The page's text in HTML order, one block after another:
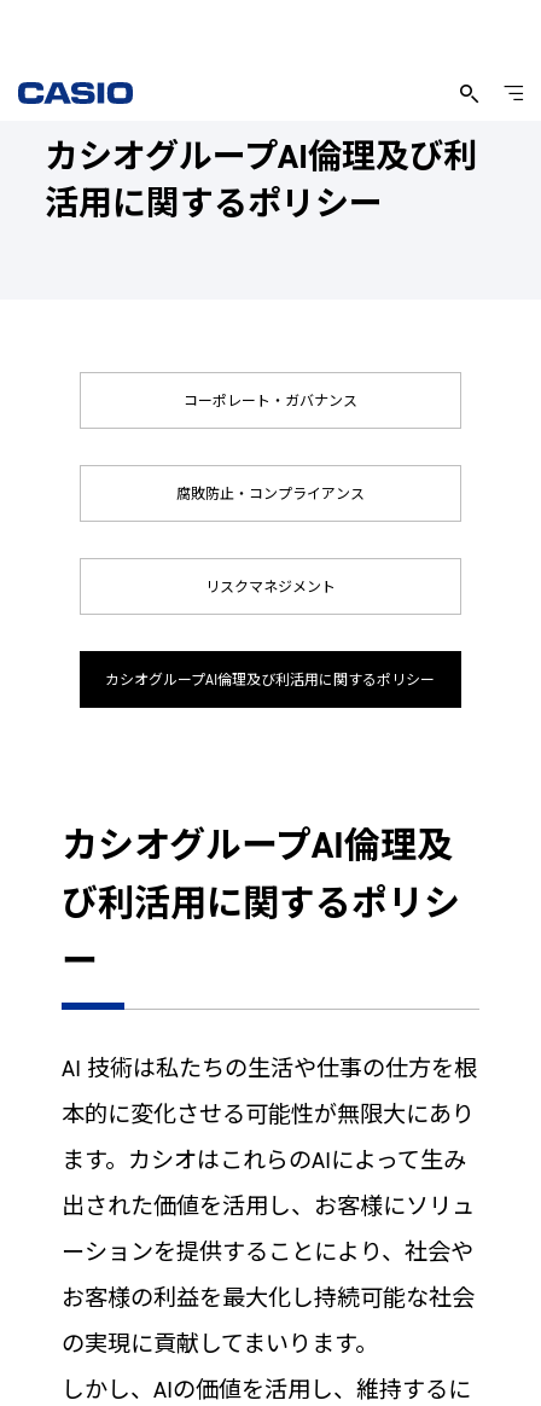
カシオグループAI倫理及び利
活用に関するポリシー
コーポレート・ガバナンス
腐敗防止・コンプライアンス
リスクマネジメント
カシオグループAI倫理及び利活用に関するポリシー
カシオグループAI倫理及
び利活用に関するポリシ
ー
AI 技術は私たちの生活や仕事の仕方を根
本的に変化させる可能性が無限大にあり
ます。カシオはこれらのAIによって生み
出された価値を活用し、お客様にソリュ
ーションを提供することにより、社会や
お客様の利益を最大化し持続可能な社会
の実現に貢献してまいります。
しかし、AIの価値を活用し、維持するに